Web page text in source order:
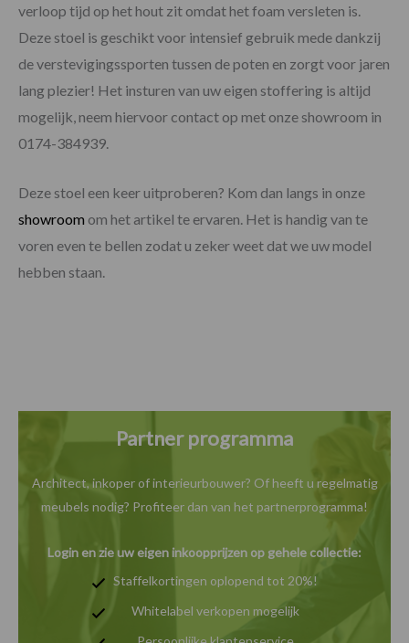
verloop tijd op het hout zit omdat het foam versleten is.
Deze stoel is geschikt voor intensief gebruik mede dankzij
de verstevigingssporten tussen de poten en zorgt voor jaren
lang plezier! Het insturen van uw eigen stoffering is altijd
mogelijk, neem hiervoor contact op met onze showroom in
0174-384939.
Deze stoel een keer uitproberen? Kom dan langs in onze
showroom om het artikel te ervaren. Het is handig van te
voren even te bellen zodat u zeker weet dat we uw model
hebben staan.
Partner programma
Architect, inkoper of interieurbouwer? Of heeft u regelmatig
meubels nodig? Profiteer dan van het partnerprogramma!
Login en zie uw eigen inkoopprijzen op gehele collectie:
Staffelkortingen oplopend tot 20%!
Whitelabel verkopen mogelijk